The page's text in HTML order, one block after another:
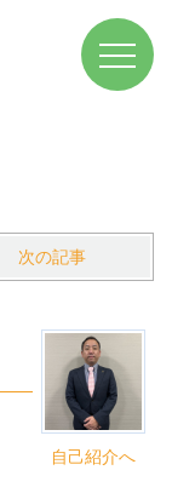
次の記事
自己紹介へ